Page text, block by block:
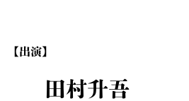
【出演】
田村升吾